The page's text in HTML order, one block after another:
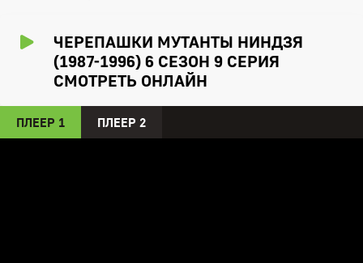
ЧЕРЕПАШКИ МУТАНТЫ НИНДЗЯ
(1987-1996) 6 СЕЗОН 9 СЕРИЯ
СМОТРЕТЬ ОНЛАЙН
ПЛЕЕР 1 ПЛЕЕР 2